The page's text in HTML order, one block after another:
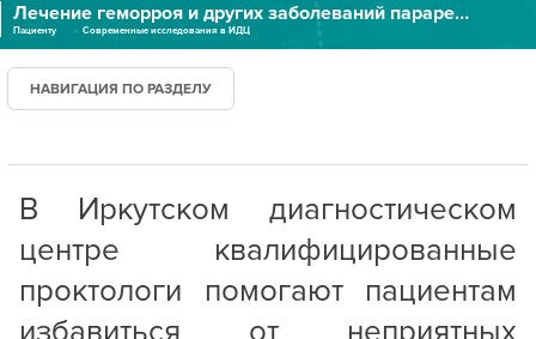
УСЛУГИ И ЦЕНЫ
ПАЦИЕНТУ
ПРАВОВАЯ ИНФОРМАЦИЯ
Лечение геморроя и других заболеваний параректальной области
Пациенту Современные исследования в ИДЦ
НАВИГАЦИЯ ПО РАЗДЕЛУ
В Иркутском диагностическом
центре квалифицированные
проктологи помогают пациентам